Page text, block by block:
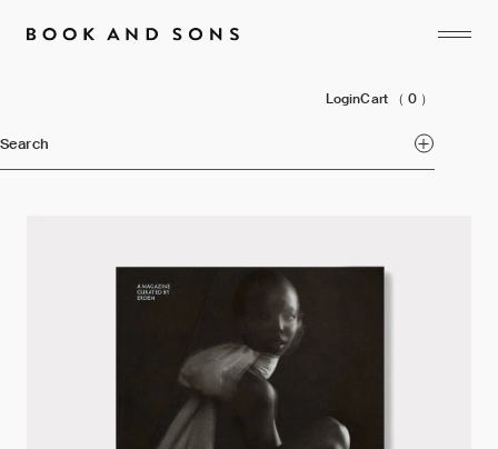
LoginCart （ 0 ）
Search